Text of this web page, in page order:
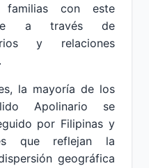
familias con este
a través de
y relaciones
la mayoría de los
Apolinario se
por Filipinas y
que reflejan la
geográfica